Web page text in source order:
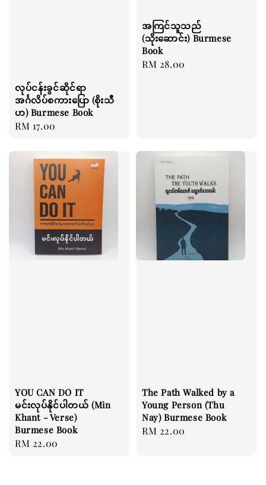
လုပ်ငန်းခွင်ဆိုင်ရာ
အင်္ဂလိပ်စကားပြော (စိုးသီ
ဟ) Burmese Book
Regular
RM 17.00
အကြင်သူသည်
(သိုးဆောင်း) Burmese
Book
Regular
RM 28.00
YOU CAN DO IT
မင်းလုပ်နိုင်ပါတယ် (Min
Khant - Verse)
Burmese Book
Regular
RM 22.00
The Path Walked by a
Young Person (Thu
Nay) Burmese Book
Regular
RM 22.00